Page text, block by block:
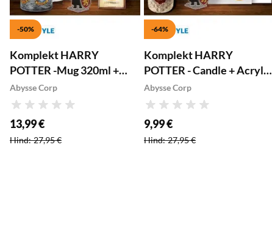
-50%
Komplekt HARRY
POTTER -Mug 320ml +
Acryl® + Postcards
"Hogwarts"
Abysse Corp
Hinnang
Soodushind
13,99 €
Hind: 27,95 €
-64%
Komplekt HARRY
POTTER - Candle + Acryl®
+ Stickers "Harry Potter"
Abysse Corp
Hinnang
Soodushind
9,99 €
Hind: 27,95 €